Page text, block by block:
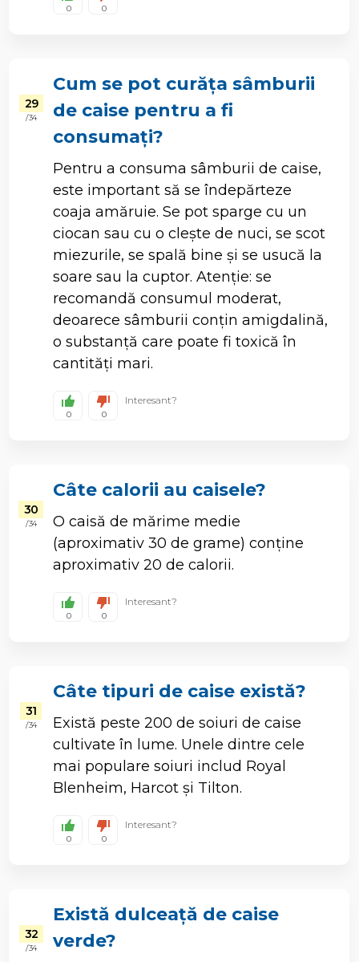
0 0
29
/ 34
Cum se pot curăța sâmburii
de caise pentru a fi
consumați?
Pentru a consuma sâmburii de caise,
este important să se îndepărteze
coaja amăruie. Se pot sparge cu un
ciocan sau cu o clește de nuci, se scot
miezurile, se spală bine și se usucă la
soare sau la cuptor. Atenție: se
recomandă consumul moderat,
deoarece sâmburii conțin amigdalină,
o substanță care poate fi toxică în
cantități mari.
0 0
Interesant?
30
/ 34
Câte calorii au caisele?
O caisă de mărime medie
(aproximativ 30 de grame) conține
aproximativ 20 de calorii.
0 0
Interesant?
31
/ 34
Câte tipuri de caise există?
Există peste 200 de soiuri de caise
cultivate în lume. Unele dintre cele
mai populare soiuri includ Royal
Blenheim, Harcot și Tilton.
0 0
Interesant?
32
/ 34
Există dulceață de caise
verde?